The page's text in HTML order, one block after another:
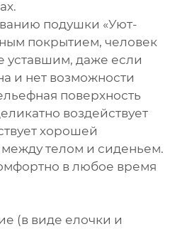
подушки «Уют-
покрытием, человек
уставшим, даже если
и нет возможности
поверхность
воздействует
хорошей
телом и сиденьем.
в любое время
(в виде елочки и